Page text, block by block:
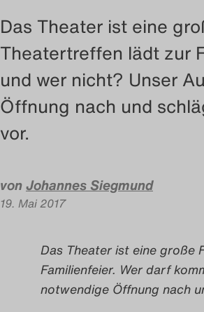
Das Theater ist eine
Theatertreffen lädt zur
und wer nicht? Unser
Öffnung nach und
vor.
vonJohannes Siegmund
19. Mai 2017
Das Theater ist eine große
Familienfeier. Wer darf
notwendige Öffnung nach